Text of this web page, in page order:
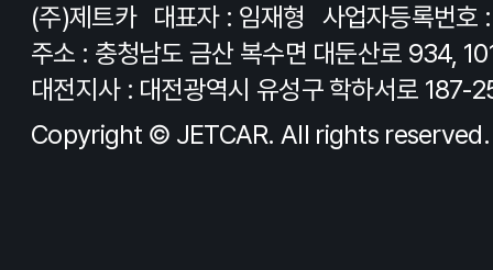
(주)제트카 대표자 : 임재형
사업자등록번
주소 : 충청남도 금산 복수면 대둔산로 934,
대전지사 : 대전광역시 유성구 학하서로 187-
Copyright © JETCAR. All rights reserved.